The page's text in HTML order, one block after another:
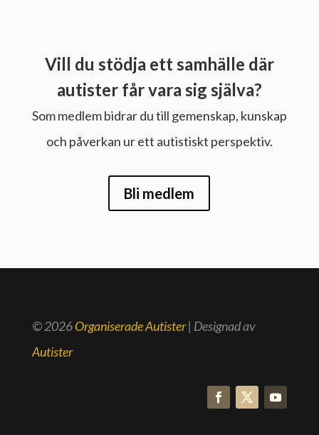
Vill du stödja ett samhälle där
autister får vara sig själva?
Som medlem bidrar du till gemenskap, kunskap
och påverkan ur ett autistiskt perspektiv.
Bli medlem
© 2026Organiserade Autister| Designad av
Autister